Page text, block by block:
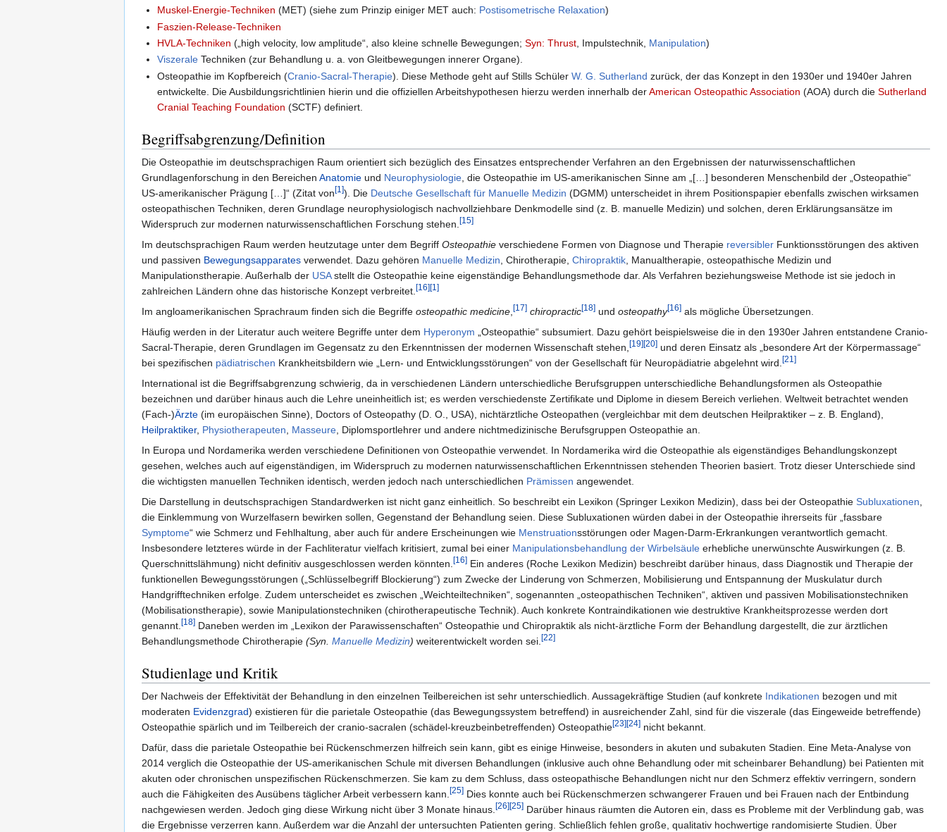
Muskel-Energie-Techniken (MET) (siehe zum Prinzip einiger MET auch: Postisometrische Relaxation)
Faszien-Release-Techniken
HVLA-Techniken („high velocity, low amplitude“, also kleine schnelle Bewegungen;Syn: Thrust , Impulstechnik, Manipulation)
Viszerale Techniken (zur Behandlung u. a. von Gleitbewegungen innerer Organe).
Osteopathie im Kopfbereich (Cranio-Sacral-Therapie). Diese Methode geht auf Stills SchülerW. G. Sutherland zurück, der das Konzept in den 1930er und 1940er Jahren
entwickelte. Die Ausbildungsrichtlinien hierin und die offiziellen Arbeitshypothesen hierzu werden innerhalb derAmerican Osteopathic Association (AOA) durch dieSutherland
Cranial Teaching Foundation (SCTF) definiert.
Begriffsabgrenzung/Definition
Die Osteopathie im deutschsprachigen Raum orientiert sich bezüglich des Einsatzes entsprechender Verfahren an den Ergebnissen der naturwissenschaftlichen
Grundlagenforschung in den Bereichen Anatomie und Neurophysiologie , die Osteopathie im US-amerikanischen Sinne am „[…] besonderen Menschenbild der „Osteopathie“
US-amerikanischer Prägung […]“ (Zitat von[1]). Die Deutsche Gesellschaft für Manuelle Medizin (DGMM) unterscheidet in ihrem Positionspapier ebenfalls zwischen wirksamen
osteopathischen Techniken, deren Grundlage neurophysiologisch nachvollziehbare Denkmodelle sind (z. B. manuelle Medizin) und solchen, deren Erklärungsansätze im
Widerspruch zur modernen naturwissenschaftlichen Forschung stehen. [15]
Im deutschsprachigen Raum werden heutzutage unter dem Begriff Osteopathie verschiedene Formen von Diagnose und Therapie reversibler Funktionsstörungen des aktiven
und passiven Bewegungsapparates verwendet. Dazu gehören Manuelle Medizin , Chirotherapie, Chiropraktik , Manualtherapie, osteopathische Medizin und
Manipulationstherapie. Außerhalb der USAstellt die Osteopathie keine eigenständige Behandlungsmethode dar. Als Verfahren beziehungsweise Methode ist sie jedoch in
zahlreichen Ländern ohne das historische Konzept verbreitet. [16][1]
Im angloamerikanischen Sprachraum finden sich die Begriffe osteopathic medicine [17] chiropractic[18] und osteopathy[16] als mögliche Übersetzungen.
Häufig werden in der Literatur auch weitere Begriffe unter dem Hyperonym „Osteopathie“ subsumiert. Dazu gehört beispielsweise die in den 1930er Jahren entstandene Cranio-
Sacral-Therapie, deren Grundlagen im Gegensatz zu den Erkenntnissen der modernen Wissenschaft stehen, [19][20] und deren Einsatz als „besondere Art der Körpermassage“
bei spezifischen pädiatrischen Krankheitsbildern wie „Lern- und Entwicklungsstörungen“ von der Gesellschaft für Neuropädiatrie abgelehnt wird. [21]
International ist die Begriffsabgrenzung schwierig, da in verschiedenen Ländern unterschiedliche Berufsgruppen unterschiedliche Behandlungsformen als Osteopathie
bezeichnen und darüber hinaus auch die Lehre uneinheitlich ist; es werden verschiedenste Zertifikate und Diplome in diesem Bereich verliehen. Weltweit betrachtet wenden
(Fach-)Ärzte (im europäischen Sinne), Doctors of Osteopathy (D. O., USA), nichtärztliche Osteopathen (vergleichbar mit dem deutschen Heilpraktiker – z. B. England),
Heilpraktiker, Physiotherapeuten Masseure , Diplomsportlehrer und andere nichtmedizinische Berufsgruppen Osteopathie an.
In Europa und Nordamerika werden verschiedene Definitionen von Osteopathie verwendet. In Nordamerika wird die Osteopathie als eigenständiges Behandlungskonzept
gesehen, welches auch auf eigenständigen, im Widerspruch zu modernen naturwissenschaftlichen Erkenntnissen stehenden Theorien basiert. Trotz dieser Unterschiede sind
die wichtigsten manuellen Techniken identisch, werden jedoch nach unterschiedlichen Prämissen angewendet.
Die Darstellung in deutschsprachigen Standardwerken ist nicht ganz einheitlich. So beschreibt ein Lexikon (Springer Lexikon Medizin), dass bei der Osteopathie Subluxationen
die Einklemmung von Wurzelfasern bewirken sollen, Gegenstand der Behandlung seien. Diese Subluxationen würden dabei in der Osteopathie ihrerseits für „fassbare
Symptome“ wie Schmerz und Fehlhaltung, aber auch für andere Erscheinungen wie Menstruationsstörungen oder Magen-Darm-Erkrankungen verantwortlich gemacht.
Insbesondere letzteres würde in der Fachliteratur vielfach kritisiert, zumal bei einer Manipulationsbehandlung der Wirbelsäule erhebliche unerwünschte Auswirkungen (z. B.
Querschnittslähmung) nicht definitiv ausgeschlossen werden könnten. [16] Ein anderes (Roche Lexikon Medizin) beschreibt darüber hinaus, dass Diagnostik und Therapie der
funktionellen Bewegungsstörungen („Schlüsselbegriff Blockierung“) zum Zwecke der Linderung von Schmerzen, Mobilisierung und Entspannung der Muskulatur durch
Handgrifftechniken erfolge. Zudem unterscheidet es zwischen „Weichteiltechniken“, sogenannten „osteopathischen Techniken“, aktiven und passiven Mobilisationstechniken
(Mobilisationstherapie), sowie Manipulationstechniken (chirotherapeutische Technik). Auch konkrete Kontraindikationen wie destruktive Krankheitsprozesse werden dort
genannt. [18] Daneben werden im „Lexikon der Parawissenschaften“ Osteopathie und Chiropraktik als nicht-ärztliche Form der Behandlung dargestellt, die zur ärztlichen
Behandlungsmethode Chirotherapie (Syn. Manuelle Medizin) weiterentwickelt worden sei. [22]
Studienlage und Kritik
Der Nachweis der Effektivität der Behandlung in den einzelnen Teilbereichen ist sehr unterschiedlich. Aussagekräftige Studien (auf konkrete Indikationen bezogen und mit
moderaten Evidenzgrad) existieren für die parietale Osteopathie (das Bewegungssystem betreffend) in ausreichender Zahl, sind für die viszerale (das Eingeweide betreffende)
Osteopathie spärlich und im Teilbereich der cranio-sacralen (schädel-kreuzbeinbetreffenden) Osteopathie[23][24] nicht bekannt.
Dafür, dass die parietale Osteopathie bei Rückenschmerzen hilfreich sein kann, gibt es einige Hinweise, besonders in akuten und subakuten Stadien. Eine Meta-Analyse von
2014 verglich die Osteopathie der US-amerikanischen Schule mit diversen Behandlungen (inklusive auch ohne Behandlung oder mit scheinbarer Behandlung) bei Patienten mit
akuten oder chronischen unspezifischen Rückenschmerzen. Sie kam zu dem Schluss, dass osteopathische Behandlungen nicht nur den Schmerz effektiv verringern, sondern
auch die Fähigkeiten des Ausübens täglicher Arbeit verbessern kann. [25] Dies konnte auch bei Rückenschmerzen schwangerer Frauen und bei Frauen nach der Entbindung
nachgewiesen werden. Jedoch ging diese Wirkung nicht über 3 Monate hinaus. [26][25] Darüber hinaus räumten die Autoren ein, dass es Probleme mit der Verblindung gab, was
die Ergebnisse verzerren kann. Außerdem war die Anzahl der untersuchten Patienten gering. Schließlich fehlen große, qualitativ hochwertige randomisierte Studien. Über